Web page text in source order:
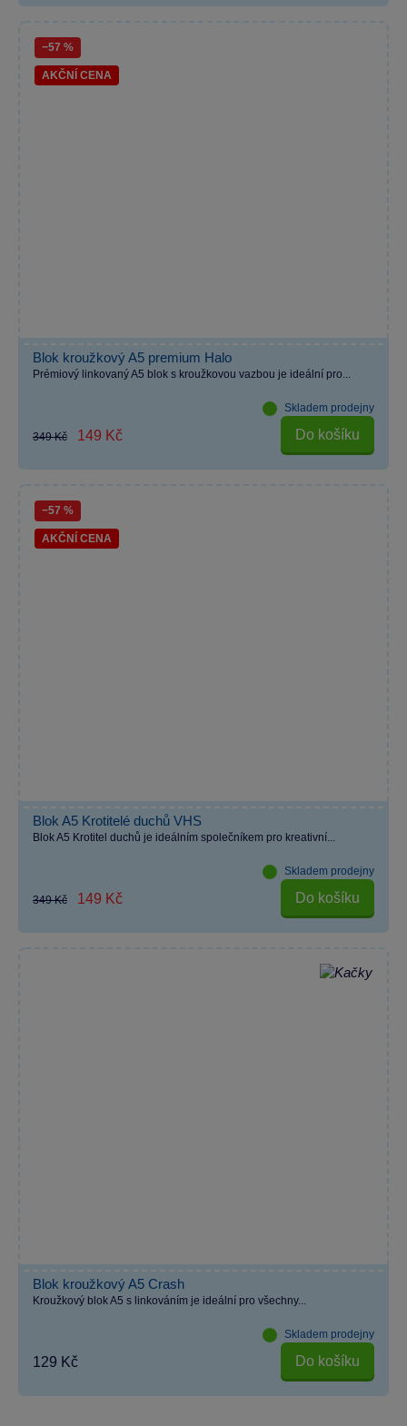
−57 %
AKČNÍ CENA
Blok kroužkový A5 premium Halo
Prémiový linkovaný A5 blok s kroužkovou vazbou je ideální pro...
Skladem prodejny
349 Kč 149 Kč Do košíku
−57 %
AKČNÍ CENA
Blok A5 Krotitelé duchů VHS
Blok A5 Krotitel duchů je ideálním společníkem pro kreativní...
Skladem prodejny
349 Kč 149 Kč Do košíku
Blok kroužkový A5 Crash
Kroužkový blok A5 s linkováním je ideální pro všechny...
Skladem prodejny
129 Kč Do košíku